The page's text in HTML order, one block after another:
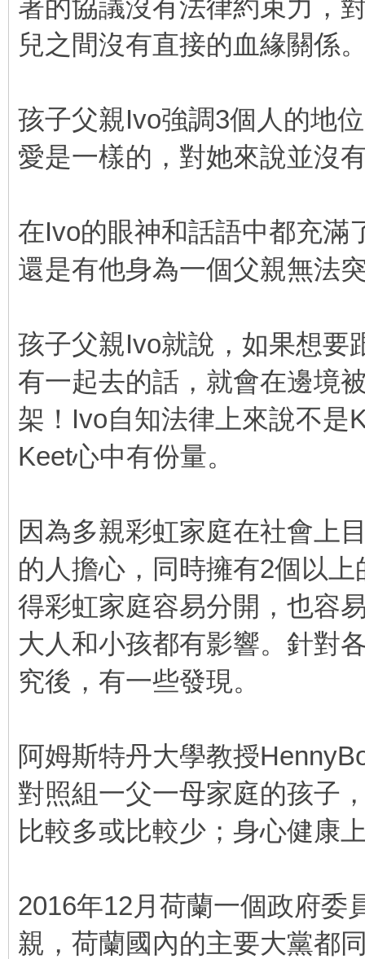
署的協議沒有法律約束力，
兒之間沒有直接的血緣關係
孩子父親Ivo強調3個人的地
愛是一樣的，對她來說並沒
在Ivo的眼神和話語中都充滿
還是有他身為一個父親無法
孩子父親Ivo就說，如果想要
有一起去的話，就會在邊境
架！Ivo自知法律上來說不是
Keet心中有份量。
因為多親彩虹家庭在社會上
的人擔心，同時擁有2個以
得彩虹家庭容易分開，也容
大人和小孩都有影響。針對
究後，有一些發現。
阿姆斯特丹大學教授
對照組一父一母家庭的孩子
比較多或比較少；身心健康
2016年12月荷蘭一個政府委
親，荷蘭國內的主要大黨都